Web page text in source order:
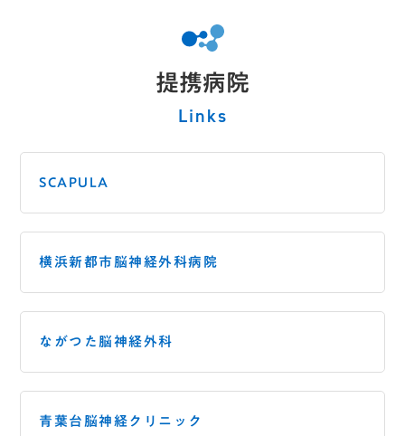
提携病院
Links
SCAPULA
横浜新都市脳神経外科病院
ながつた脳神経外科
青葉台脳神経クリニック